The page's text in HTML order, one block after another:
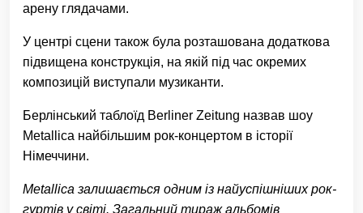
арену глядачами.
У центрі сцени також була розташована додаткова
підвищена конструкція, на якій під час окремих
композицій виступали музиканти.
Берлінський таблоїд Berliner Zeitung назвав шоу
Metallica найбільшим рок-концертом в історії
Німеччини.
Metallica залишається одним із найуспішніших рок-
гуртів у світі. Загальний тираж альбомів